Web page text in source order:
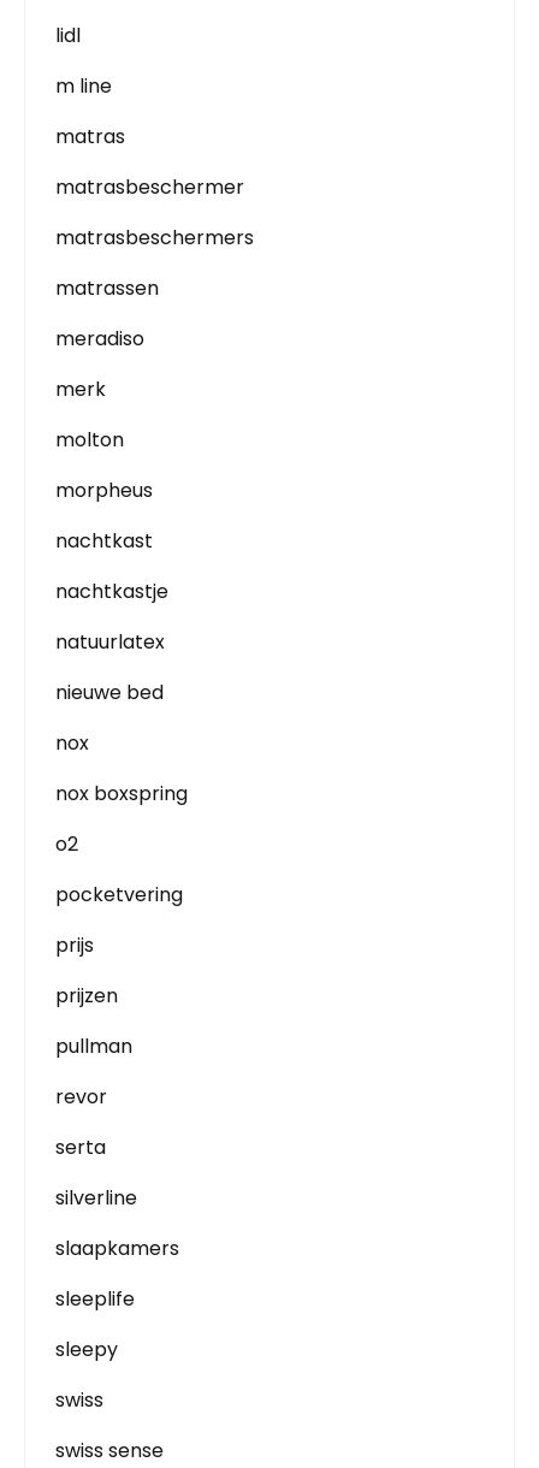
lidl
m line
matras
matrasbeschermer
matrasbeschermers
matrassen
meradiso
merk
molton
morpheus
nachtkast
nachtkastje
natuurlatex
nieuwe bed
nox
nox boxspring
o2
pocketvering
prijs
prijzen
pullman
revor
serta
silverline
slaapkamers
sleeplife
sleepy
swiss
swiss sense